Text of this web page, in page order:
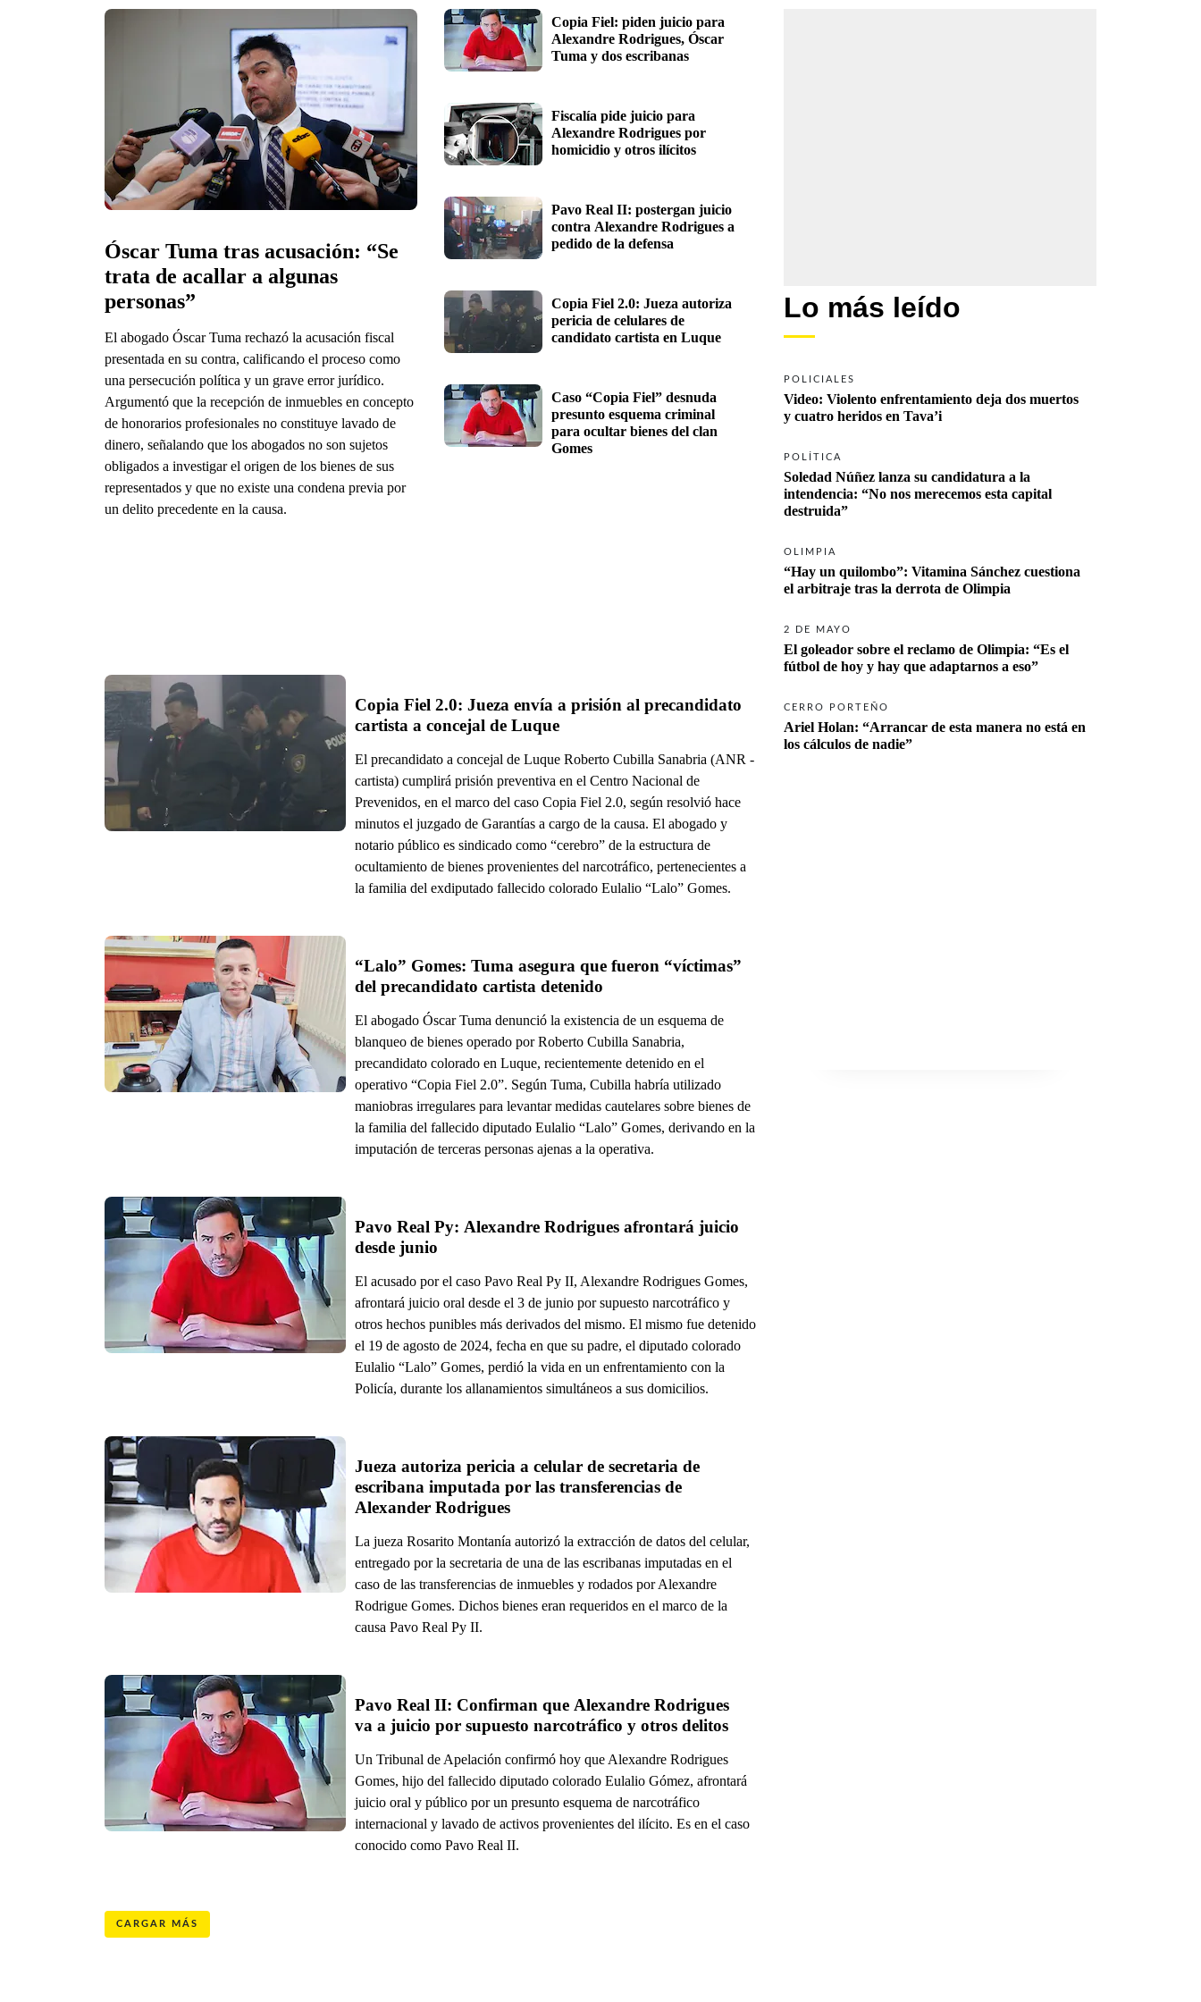
Óscar Tuma tras acusación: “Se
trata de acallar a algunas
El abogado Óscar Tuma rechazó la acusación fiscal
presentada en su contra, calificando el proceso como
una persecución política y un grave error jurídico.
Argumentó que la recepción de inmuebles en concepto
de honorarios profesionales no constituye lavado de
dinero, señalando que los abogados no son sujetos
obligados a investigar el origen de los bienes de sus
representados y que no existe una condena previa por
un delito precedente en la causa.
Copia Fiel: piden juicio para
Alexandre Rodrigues, Óscar
Fiscalía pide juicio para
Alexandre Rodrigues por
Pavo Real II: postergan juicio
contra Alexandre Rodrigues a
pedido de la defensa
Copia Fiel 2.0: Jueza autoriza
pericia de celulares de
candidato cartista en Luque
Caso “Copia Fiel” desnuda
presunto esquema criminal
para ocultar bienes del clan
Gomes
Copia Fiel 2.0: Jueza envía a prisión al precandidato
cartista a concejal de Luque
El precandidato a concejal de Luque Roberto Cubilla Sanabria (ANR -
cartista) cumplirá prisión preventiva en el Centro Nacional de
Prevenidos, en el marco del caso Copia Fiel 2.0, según resolvió hace
minutos el juzgado de Garantías a cargo de la causa. El abogado y
notario público es sindicado como “cerebro” de la estructura de
ocultamiento de bienes provenientes del narcotráfico, pertenecientes a
la familia del exdiputado fallecido colorado Eulalio “Lalo” Gomes.
“Lalo” Gomes: Tuma asegura que fueron “víctimas”
del precandidato cartista detenido
El abogado Óscar Tuma denunció la existencia de un esquema de
blanqueo de bienes operado por Roberto Cubilla Sanabria,
precandidato colorado en Luque, recientemente detenido en el
operativo “Copia Fiel 2.0”. Según Tuma, Cubilla habría utilizado
maniobras irregulares para levantar medidas cautelares sobre bienes de
la familia del fallecido diputado Eulalio “Lalo” Gomes, derivando en la
imputación de terceras personas ajenas a la operativa.
Pavo Real Py: Alexandre Rodrigues afrontará juicio
El acusado por el caso Pavo Real Py II, Alexandre Rodrigues Gomes,
afrontará juicio oral desde el 3 de junio por supuesto narcotráfico y
otros hechos punibles más derivados del mismo. El mismo fue detenido
el 19 de agosto de 2024, fecha en que su padre, el diputado colorado
Eulalio “Lalo” Gomes, perdió la vida en un enfrentamiento con la
Policía, durante los allanamientos simultáneos a sus domicilios.
Jueza autoriza pericia a celular de secretaria de
escribana imputada por las transferencias de
Alexander Rodrigues
La jueza Rosarito Montanía autorizó la extracción de datos del celular,
entregado por la secretaria de una de las escribanas imputadas en el
caso de las transferencias de inmuebles y rodados por Alexandre
Rodrigue Gomes. Dichos bienes eran requeridos en el marco de la
causa Pavo Real Py II.
Pavo Real II: Confirman que Alexandre Rodrigues
Un Tribunal de Apelación confirmó hoy que Alexandre Rodrigues
Gomes, hijo del fallecido diputado colorado Eulalio Gómez, afrontará
juicio oral y público por un presunto esquema de narcotráfico
internacional y lavado de activos provenientes del ilícito. Es en el caso
conocido como Pavo Real II.
CARGAR MÁS
Lo más leído
POLICIALES
Video: Violento enfrentamiento deja dos muertos
y cuatro heridos en Tava’i
POLÍTICA
Soledad Núñez lanza su candidatura a la
intendencia: “No nos merecemos esta capital
destruida”
OLIMPIA
“Hay un quilombo”: Vitamina Sánchez cuestiona
el arbitraje tras la derrota de Olimpia
2 DE MAYO
El goleador sobre el reclamo de Olimpia: “Es el
fútbol de hoy y hay que adaptarnos a eso”
CERRO PORTEÑO
Ariel Holan: “Arrancar de esta manera no está en
los cálculos de nadie”